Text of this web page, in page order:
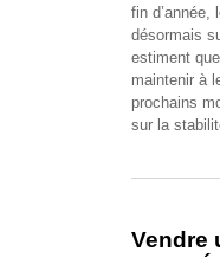
fin d’année,
désormais
estiment
maintenir à
prochains
sur la
Vendre